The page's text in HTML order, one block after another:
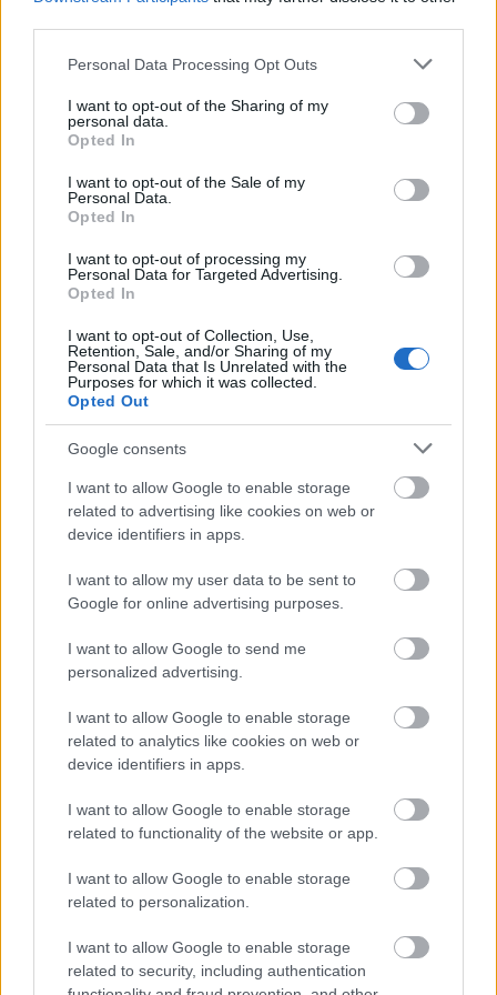
Please note that this website/app uses one or more Google
not limited to your visit or usage behaviour. You may click to
grant or deny consent to Google and its third-party tags to
use your data for below specified purposes in below Google
consent section.
Personal Data Processing Opt Outs
I want to opt-out of the Sharing of my
personal data.
Opted In
I want to opt-out of the Sale of my
Personal Data.
Opted In
I want to opt-out of processing my
Personal Data for Targeted Advertising.
Opted In
I want to opt-out of Collection, Use,
Retention, Sale, and/or Sharing of my
Personal Data that Is Unrelated with the
Purposes for which it was collected.
Opted Out
Google consents
I want to allow Google to enable storage
related to advertising like cookies on web or
device identifiers in apps.
I want to allow my user data to be sent to
Google for online advertising purposes.
I want to allow Google to send me
personalized advertising.
I want to allow Google to enable storage
related to analytics like cookies on web or
device identifiers in apps.
I want to allow Google to enable storage
related to functionality of the website or app.
I want to allow Google to enable storage
related to personalization.
I want to allow Google to enable storage
related to security, including authentication
A lakosságra is fontos szerep hárul a szúnyoginvázió
elkerülésében
Országos hírek
Itt az ÉVOSZ megoldása a hőhullámok és az
energiakrízis kezelésére
iskolaépítés
Másfélszeresére bővítik Hódmezővásárhely jó hírű
református iskoláját